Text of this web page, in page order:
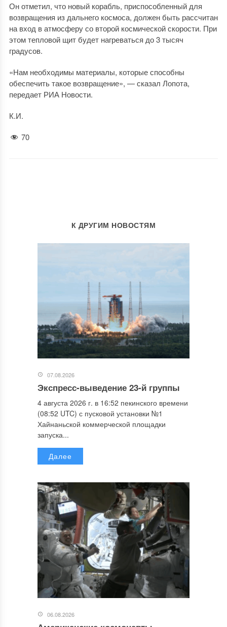
Он отметил, что новый корабль, приспособленный для
возвращения из дальнего космоса, должен быть рассчитан
на вход в атмосферу со второй космической скорости. При
этом тепловой щит будет нагреваться до 3 тысяч
градусов.
«Нам необходимы материалы, которые способны
обеспечить такое возвращение», — сказал Лопота,
передает РИА Новости.
К.И.
70
К ДРУГИМ НОВОСТЯМ
07.08.2026
Экспресс-выведение 23-й группы
4 августа 2026 г. в 16:52 пекинского времени
(08:52 UTC) с пусковой установки №1
Хайнаньской коммерческой площадки
запуска...
Далее
06.08.2026